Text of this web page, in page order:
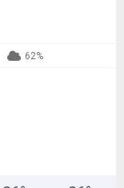
62%